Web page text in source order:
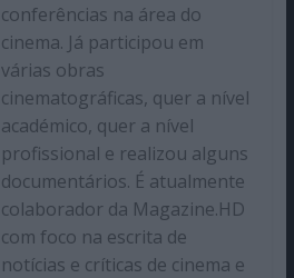
conferências na área do
cinema. Já participou em
várias obras
cinematográficas, quer a nível
académico, quer a nível
profissional e realizou alguns
documentários. É atualmente
colaborador da Magazine.HD
com foco na escrita de
notícias e críticas de cinema e